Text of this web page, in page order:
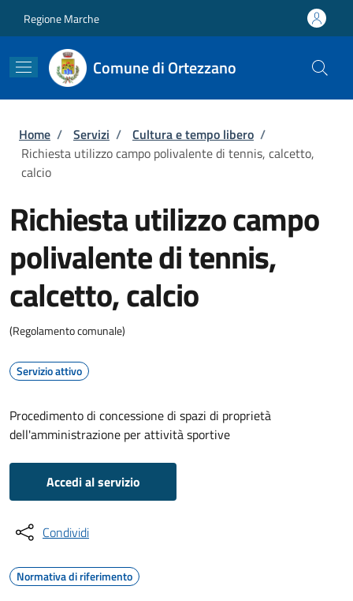
Regione Marche
Comune di Ortezzano
Briciole di pane
Home / Servizi / Cultura e tempo libero /
Richiesta utilizzo campo polivalente di tennis, calcetto,
calcio
Richiesta utilizzo campo
polivalente di tennis,
calcetto, calcio
(Regolamento comunale)
Servizio attivo
Procedimento di concessione di spazi di proprietà
dell'amministrazione per attività sportive
Accedi al servizio
Condividi
Normativa di riferimento